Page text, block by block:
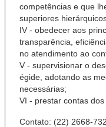
competências e que
superiores
IV - obedecer aos
transparência,
no atendimento ao
V - supervisionar o
égide, adotando as
necessárias;
VI - prestar contas dos
Contato: (22) 2668-